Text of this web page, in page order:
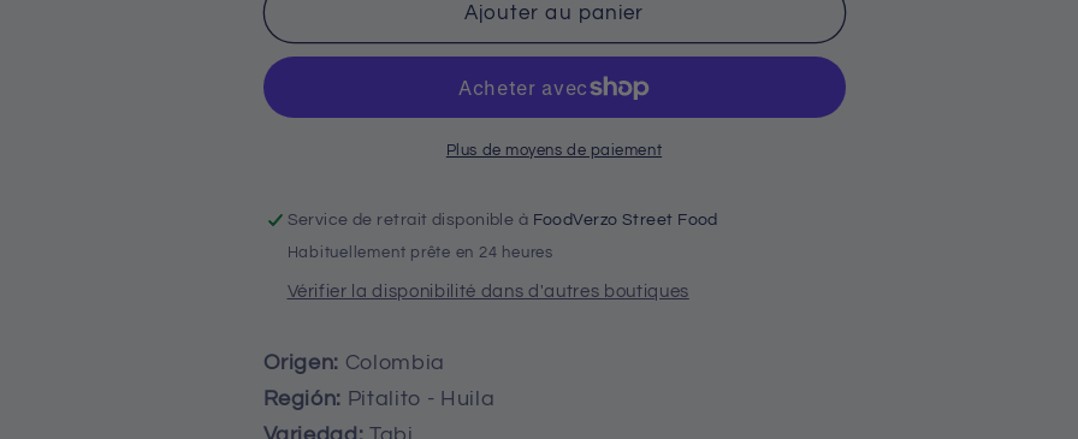
Anibal
(Colombia)
Anibal
(Colombia)
Ajouter au panier
Plus de moyens de paiement
Service de retrait disponible à FoodVerzo Street Food
Habituellement prête en 24 heures
Vérifier la disponibilité dans d'autres boutiques
Origen: Colombia
Región: Pitalito - Huila